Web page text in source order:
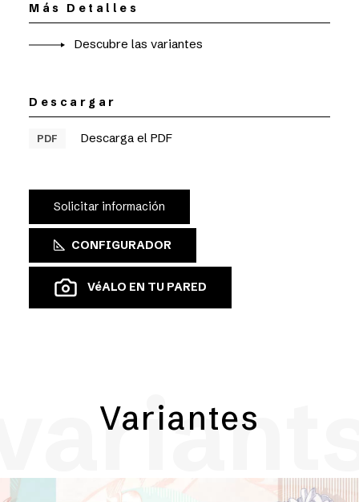
Más Detalles
Descubre las variantes
Descargar
PDF Descarga el PDF
Solicitar información
CONFIGURADOR
VéALO EN TU PARED
Variantes